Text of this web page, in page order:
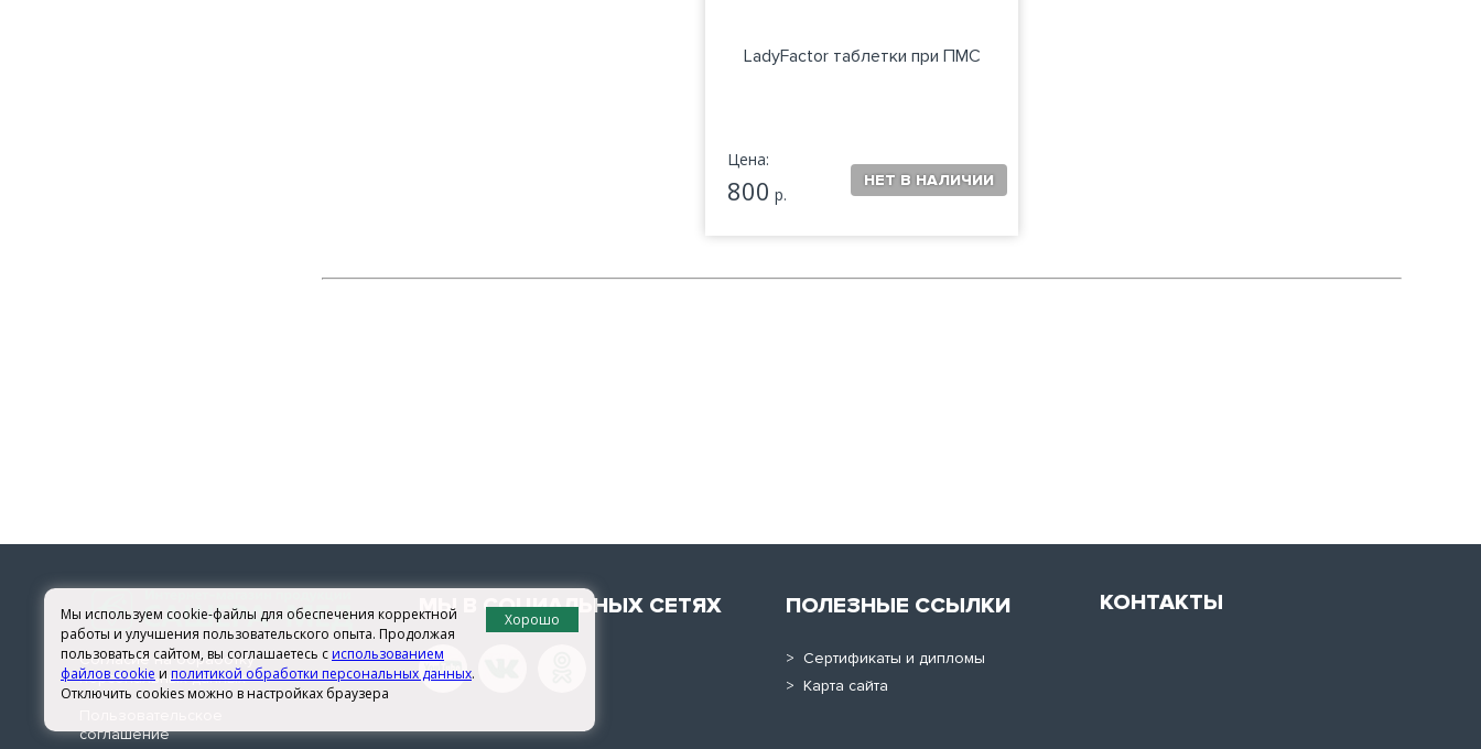
LadyFactor таблетки при ПМС
Цена:
800 р.
Согласие на обработку
персональных данных
соглашение
МЫ В СОЦИАЛЬНЫХ СЕТЯХ ПОЛЕЗНЫЕ ССЫЛКИ
> Сертификаты и дипломы
> Карта сайта
КОНТАКТЫ
Мы используем cookie-файлы для обеспечения корректной
работы и улучшения пользовательского опыта. Продолжая
пользоваться сайтом, вы соглашаетесь с использованием
файлов cookie и политикой обработки персональных данных.
Отключить cookies можно в настройках браузера
Хорошо